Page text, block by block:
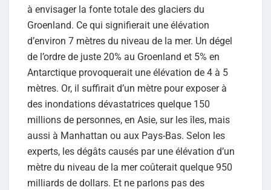
à envisager la fonte totale des glaciers du
Groenland. Ce qui signifierait une élévation
d’environ 7 mètres du niveau de la mer. Un dégel
de l’ordre de juste 20% au Groenland et 5% en
Antarctique provoquerait une élévation de 4 à 5
mètres. Or, il suffirait d’un mètre pour exposer à
des inondations dévastatrices quelque 150
millions de personnes, en Asie, sur les îles, mais
aussi à Manhattan ou aux Pays-Bas. Selon les
experts, les dégâts causés par une élévation d’un
mètre du niveau de la mer coûterait quelque 950
milliards de dollars. Et ne parlons pas des